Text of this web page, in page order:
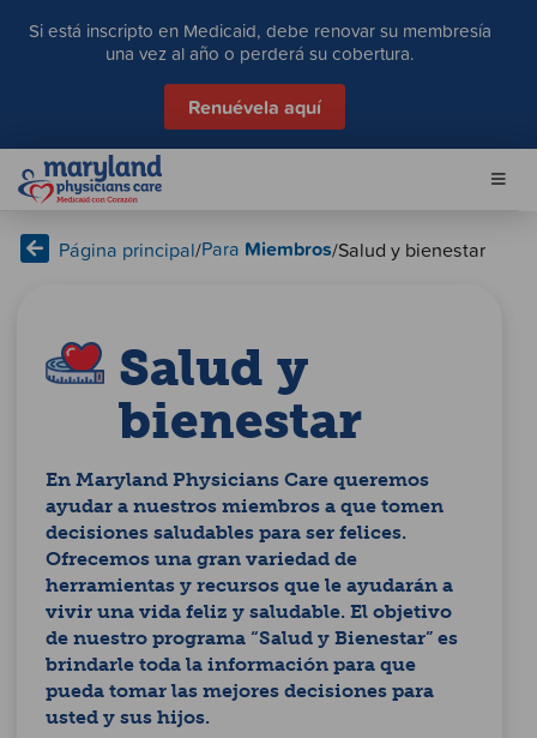
r
Si está inscripto en Medicaid, debe renovar su membresía
una vez al año o perderá su cobertura.
Renuévela aquí
Página principal/Para Miembros/Salud y bienestar
Salud y
bienestar
En Maryland Physicians Care queremos
ayudar a nuestros miembros a que tomen
decisiones saludables para ser felices.
Ofrecemos una gran variedad de
herramientas y recursos que le ayudarán a
vivir una vida feliz y saludable. El objetivo
de nuestro programa “Salud y Bienestar” es
brindarle toda la información para que
pueda tomar las mejores decisiones para
usted y sus hijos.